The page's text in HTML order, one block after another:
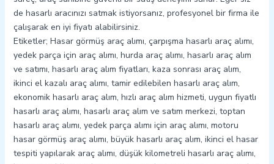
de hasarlı aracınızı satmak istiyorsanız, profesyonel bir firma ile
çalışarak en iyi fiyatı alabilirsiniz.
Etiketler; Hasar görmüş araç alımı, çarpışma hasarlı araç alımı,
yedek parça için araç alımı, hurda araç alımı, hasarlı araç alım
ve satımı, hasarlı araç alım fiyatları, kaza sonrası araç alım,
ikinci el kazalı araç alımı, tamir edilebilen hasarlı araç alım,
ekonomik hasarlı araç alım, hızlı araç alım hizmeti, uygun fiyatlı
hasarlı araç alımı, hasarlı araç alım ve satım merkezi, toptan
hasarlı araç alımı, yedek parça alımı için araç alımı, motoru
hasar görmüş araç alımı, büyük hasarlı araç alım, ikinci el hasar
tespiti yapılarak araç alımı, düşük kilometreli hasarlı araç alımı,